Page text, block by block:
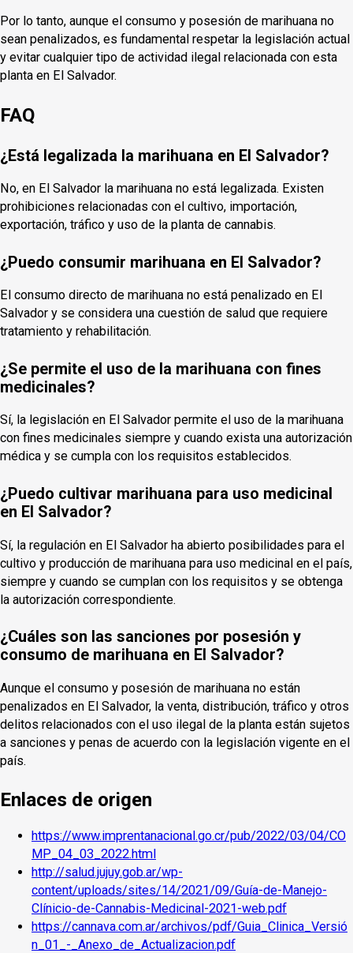
Por lo tanto, aunque el consumo y posesión de marihuana no
sean penalizados, es fundamental respetar la legislación actual
y evitar cualquier tipo de actividad ilegal relacionada con esta
planta en El Salvador.
FAQ
¿Está legalizada la marihuana en El Salvador?
No, en El Salvador la marihuana no está legalizada. Existen
prohibiciones relacionadas con el cultivo, importación,
exportación, tráfico y uso de la planta de cannabis.
¿Puedo consumir marihuana en El Salvador?
El consumo directo de marihuana no está penalizado en El
Salvador y se considera una cuestión de salud que requiere
tratamiento y rehabilitación.
¿Se permite el uso de la marihuana con fines
medicinales?
Sí, la legislación en El Salvador permite el uso de la marihuana
con fines medicinales siempre y cuando exista una autorización
médica y se cumpla con los requisitos establecidos.
¿Puedo cultivar marihuana para uso medicinal
en El Salvador?
Sí, la regulación en El Salvador ha abierto posibilidades para el
cultivo y producción de marihuana para uso medicinal en el país,
siempre y cuando se cumplan con los requisitos y se obtenga
la autorización correspondiente.
¿Cuáles son las sanciones por posesión y
consumo de marihuana en El Salvador?
Aunque el consumo y posesión de marihuana no están
penalizados en El Salvador, la venta, distribución, tráfico y otros
delitos relacionados con el uso ilegal de la planta están sujetos
a sanciones y penas de acuerdo con la legislación vigente en el
país.
Enlaces de origen
https://www.imprentanacional.go.cr/pub/2022/03/04/CO
MP_04_03_2022.html
http://salud.jujuy.gob.ar/wp-
content/uploads/sites/14/2021/09/Guía-de-Manejo-
Clínicio-de-Cannabis-Medicinal-2021-web.pdf
https://cannava.com.ar/archivos/pdf/Guia_Clinica_Versió
n_01_-_Anexo_de_Actualizacion.pdf